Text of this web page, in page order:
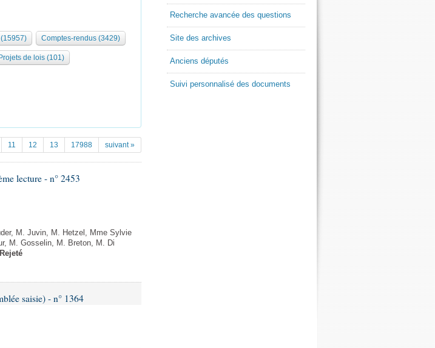
Comptes-rendus (3429)
Projets de lois (101)
11 12 13 17988 suivant »
lecture - n° 2453
M. Juvin, M. Hetzel, Mme Sylvie
M. Gosselin, M. Breton, M. Di
Rejeté
saisie) - n° 1364
Recherche avancée des questions
Site des archives
Anciens députés
Suivi personnalisé des documents